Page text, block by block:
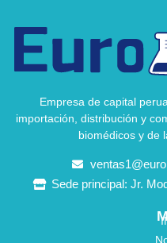
Empresa de capital
importación, distribución y
biomédicos y de
Sede principal: Jr.